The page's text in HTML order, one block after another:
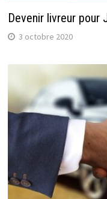
Devenir livreur pour
3 octobre 2020